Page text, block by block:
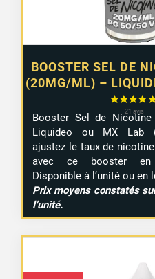
BOOSTER SEL DE
(20MG/ML) –
Booster Sel de
Liquideo ou MX Lab
ajustez le taux de
avec ce booster en
Disponible à l’unité ou en
Prix moyens constatés
l’unité.